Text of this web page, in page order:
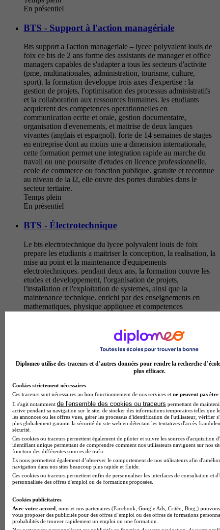
En présentiel
BTS - Support à l'action managériale
Bts support a l'action manageriale – lycee polyvalent louis de
foix ce bts de 2 ans forme des assistants de manager et office
managers capables de s'adapter a tous les secteurs d'activite
(pme, multinationales, administration, tourisme, culture,
sport). la formation developpe trois axes d'expertise : la
gestion de projets, l'optimisation des processus administratifs
et la collaboration aux ressources humaines. les etudiants
acquierent des competences operationnelles en
communication ecrite et orale, gestion documentaire,
organisation d'evenements, et maitrise de deux langues
vivantes (anglais et espagnol). forte de 14 semaines de stages
en entreprise dont au moins une a dimension internationale,
cette formation permet une integration rapide au marche du
travail ou une poursuite d'etudes en licence professionnelle,
ecole de commerce ou fonction publique. gratuite et reconnue
au niveau de la l2, elle ouvre des portes durables dans le
secteur tertiaire.
Temps plein
En présentiel
BTS - Électrotechnique
Le bts electrotechnique du lycee polyvalent louis de foix
prepare les etudiants a maitriser la conception, la realisation, la
mise au point et la maintenance d'equipements
electrotechniques. pendant deux ans, la formation couvre les
etudes et developpement, l'organisation de projets,
l'installation et l'exploitation de systemes, ainsi que la
maintenance technique. enrichi par des enseignements en
mathematiques, physique appliquee et competences
via 210 heures d'afest supervisees. les diplomes deviennent
chefs de chantier, charges d'affaires ou responsables d'etudes
dans les entreprises d'installations electriques, ou accedent a
des postes de technicien de maintenance et responsable de
service maintenance dans l'industrie, fort d'une experience
solide et d'une qualification reconnue nationalement.
Temps plein
En présentiel
Bac pro - Technicien de fabrication bois et
matériaux associés
Au lycee polyvalent louis de foix, la formation bac pro
technicien de fabrication bois et materiaux associes vous
prepare a maitriser les operations de production en atelier.
vous apprendrez a analyser des dossiers de fabrication, mettre
en œuvre des procedes de debit, usinage et assemblage, et a
centres d'usinage a commande numerique. au-dela des gestes
techniques, vous developperez des competences en reglage
des equipements, controle qualite et maintenance de premier
niveau. a l'issue de cette formation diplomante de 2 ans, vous
Diplomeo utilise des traceurs et d’autres données pour rendre la recherche
plus efficace.
Cookies strictement nécessaires
Ces traceurs sont nécessaires au bon fonctionnement de nos services et ne peuvent pas être
Il s'agit notamment de l'ensemble des cookies ou traceurs permettant de
active pendant sa navigation sur le site, de stocker des informations temporaires telles que
les annonces ou les offres vues, gérer les processus d'identification de l'utilisateur, vérifier
plus globalement garantir la sécurité du site web en détectant les tentatives d'accès
sécurité.
Ces cookies ou traceurs permettent également de piloter et suivre les sources d'acquisition
identifiant unique permettant de comprendre comment nos utilisateurs naviguent sur nos
fonction des différentes sources de trafic.
Ils nous permettent également d’observer le comportement de nos utilisateurs afin
navigation dans nos sites beaucoup plus rapide et fluide.
Ces cookies ou traceurs permettent enfin de personnaliser les interfaces de consultation et
personnalisée des offres d'emploi ou de formations proposées.
Cookies publicitaires
Avec votre accord , nous et nos partenaires (Facebook, Google Ads, Critéo, Bing,)
vous proposer des publicités pour des offres d’emploi ou des offres de formations
probabilités de trouver rapidement un emploi ou une formation.